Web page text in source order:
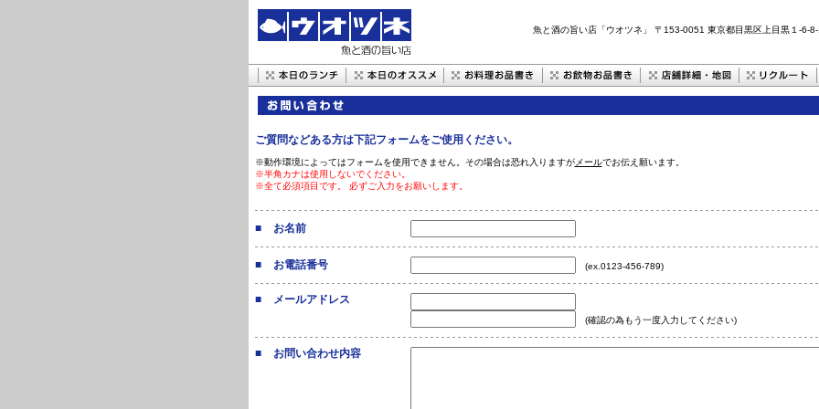
魚と酒の旨い店「ウオツネ」 〒153-0051 東京都目黒区上目黒１-6-
ご質問などある方は下記フォームをご使用ください。
※動作環境によってはフォームを使用できません。その場合は恐れ入りますがメールでお伝え願います。
※半角カナは使用しないでください。
※全て必須項目です。 必ずご入力をお願いします。
■ お名前
■ お電話番号 (ex.0123-456-789)
■ メールアドレス
(確認の為もう一度入力してください)
■ お問い合わせ内容